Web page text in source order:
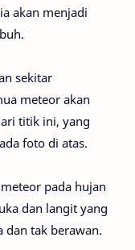
akan menjadi
sekitar
meteor akan
titik ini, yang
foto di atas.
pada hujan
dan langit yang
dan tak berawan.